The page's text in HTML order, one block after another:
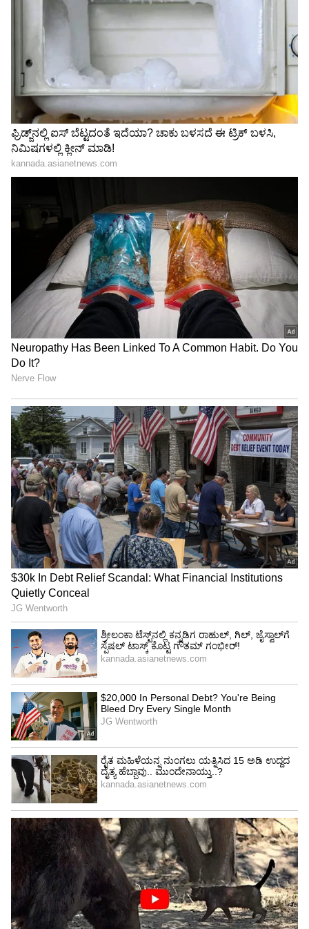
ತೆಲಂಗಾಣದಲ್ಲಿ ಕಾಂಗ್ರೆಸ್ ಗೆದ್ದ ನಂತರ ಮತ್ತು ರಾಜಸ್ಥಾನ,
ಛತ್ತೀಸ್‌ಗಢ ಮತ್ತು ಮಧ್ಯಪ್ರದೇಶ ವಿಧಾನಸಭಾ
ಚುನಾವಣೆಗಳಲ್ಲಿ ಬಿಜೆಪಿ ಗೆದ್ದ ನಂತರ ಉತ್ತರ - ದಕ್ಷಿಣ
ಭಾರತ ಚರ್ಚೆ ಹೆಚ್ಚಾಯಿತು. ಮತದಾನದ ಮಾದರಿಯ ಬಗ್ಗೆ
ಹಲವಾರು ಕಾಮೆಂಟ್‌ಗಳನ್ನು ಮಾಡಲಾಗಿದ್ದು, ಈ
ಸಂದರ್ಭದಲ್ಲಿ ಡಿಎಂಕೆಯ ಸೆಂಥಿಲ್ ಕುಮಾರ್ ಉತ್ತರ
ಭಾರತದ ರಾಜ್ಯಗಳ ಬಗ್ಗೆ ಆಕ್ಷೇಪಾರ್ಹ ಕಾಮೆಂಟ್
ಮಾಡಿದ್ದಾರೆ.
ಹಿಂದಿಯಲ್ಲಿ ಮಾತನಾಡಲು ಪ್ರಾರಂಭಿಸಿದಾಗ ಇತ್ತೀಚೆಗೆ ಹಿಂದಿ
- ಹಿಂದಿಯೇತರ ಭಾಷೆಯ ಚರ್ಚೆ ನಡೆಯಿತು ಮತ್ತು ಡಿಎಂಕೆ
ನಾಯಕ ಟಿಆರ್ ಬಾಲು ಅವರ ಭಾಷಣದ ಇಂಗ್ಲೀಷ್‌
ಅನುವಾದವನ್ನು ಕೋರಿದರು. ಆ ವೇಳೆ ಆರ್‌ಜೆಡಿ ಸಂಸದ
ಮನೋಜ್ ಝಾ ಅನುವಾದಿಸಲು ಮುಂದಾದರು. ಆದರೆ,
ಇದನ್ನು ನಿರಾಕರಿಸಿದ ನಿತೀಶ್‌ ಕುಮಾರ್‌, ನಾವು ನಮ್ಮ
ದೇಶವನ್ನು ಹಿಂದೂಸ್ತಾನ್ ಎಂದು ಕರೆಯುತ್ತೇವೆ ಮತ್ತು
ಹಿಂದಿಯನ್ನು ನಮ್ಮ ರಾಷ್ಟ್ರೀಯ ಭಾಷೆ ಎಂದು ಕರೆಯುತ್ತೇವೆ.
ನಮಗೆ ಭಾಷೆ ತಿಳಿದಿರಬೇಕು ಎಂದು ಬಿಹಾರ ಸಿಎಂ
ಹೇಳಿದ್ದರು.
ಕನಕೋತ್ಸವದಲ್ಲಿ ರಿಷಬ್ ಶೆಟ್ಟಿ | Rishab
Shetty speech | Suvarna News
ಶೇ.50 ರಿಂದ ಶೇ.18 ಕ್ಕೆ TAX ಇಳಿಕೆ: ಮೋದಿ-
ಟ್ರಂಪ್ ಐತಿಹಾಸಿಕ ಒಪ್ಪಂದ | India US
Trade Deal | Party Rounds